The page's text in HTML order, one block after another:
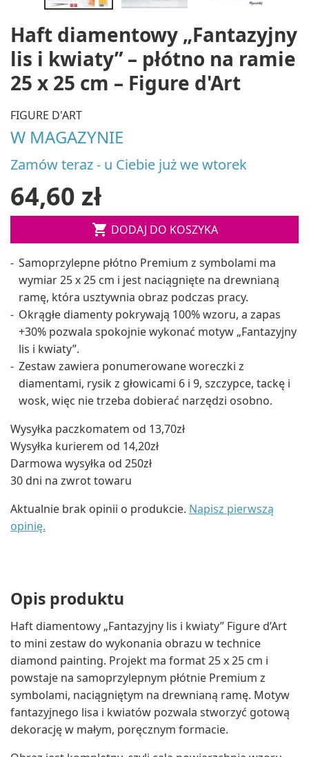
Haft diamentowy „Fantazyjny
lis i kwiaty” – płótno na ramie
25 x 25 cm – Figure d'Art
FIGURE D'ART
W MAGAZYNIE
Zamów teraz - u Ciebie już we wtorek
64,60 zł
 DODAJ DO KOSZYKA
Samoprzylepne płótno Premium z symbolami ma
wymiar 25 x 25 cm i jest naciągnięte na drewnianą
ramę, która usztywnia obraz podczas pracy.
Okrągłe diamenty pokrywają 100% wzoru, a zapas
+30% pozwala spokojnie wykonać motyw „Fantazyjny
lis i kwiaty”.
Zestaw zawiera ponumerowane woreczki z
diamentami, rysik z głowicami 6 i 9, szczypce, tackę i
wosk, więc nie trzeba dobierać narzędzi osobno.
Wysyłka paczkomatem od 13,70zł
Wysyłka kurierem od 14,20zł
Darmowa wysyłka od 250zł
30 dni na zwrot towaru
Aktualnie brak opinii o produkcie. Napisz pierwszą
opinię.
Opis produktu
Haft diamentowy „Fantazyjny lis i kwiaty” Figure d’Art
to mini zestaw do wykonania obrazu w technice
diamond painting. Projekt ma format 25 x 25 cm i
powstaje na samoprzylepnym płótnie Premium z
symbolami, naciągniętym na drewnianą ramę. Motyw
fantazyjnego lisa i kwiatów pozwala stworzyć gotową
dekorację w małym, poręcznym formacie.